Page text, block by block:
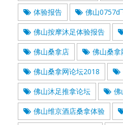
体验报告 佛山0757d
佛山按摩沐足体验报告
佛山桑拿店 佛山桑拿
佛山桑拿网论坛2018
佛山沐足推拿论坛 佛
佛山维京酒店桑拿体验